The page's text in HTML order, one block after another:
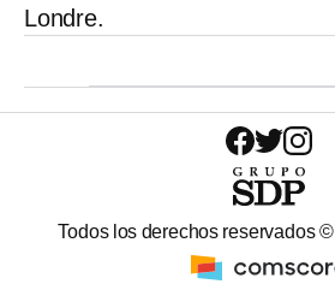
Londre.
Todos los derechos reservados ©